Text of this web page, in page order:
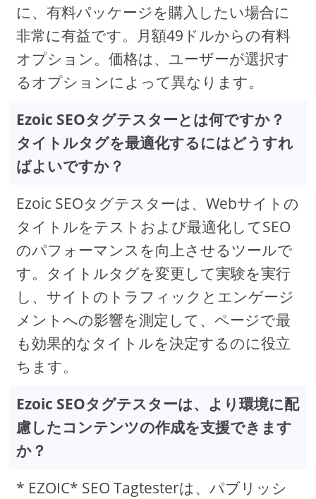
に、有料パッケージを購入したい場合に
非常に有益です。月額49ドルからの有料
オプション。価格は、ユーザーが選択す
るオプションによって異なります。
Ezoic SEOタグテスターとは何ですか？
タイトルタグを最適化するにはどうすれ
ばよいですか？
Ezoic SEOタグテスターは、Webサイトの
タイトルをテストおよび最適化してSEO
のパフォーマンスを向上させるツールで
す。タイトルタグを変更して実験を実行
し、サイトのトラフィックとエンゲージ
メントへの影響を測定して、ページで最
も効果的なタイトルを決定するのに役立
ちます。
Ezoic SEOタグテスターは、より環境に配
慮したコンテンツの作成を支援できます
か？
* EZOIC* SEO Tagtesterは、パブリッシ